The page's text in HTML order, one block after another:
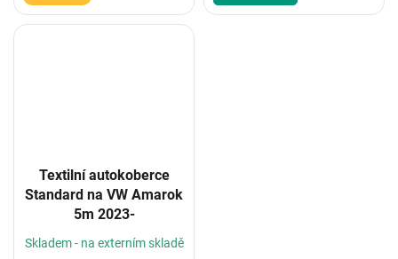
Textilní autokoberce
Standard na VW Amarok
5m 2023-
Skladem - na externím skladě